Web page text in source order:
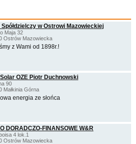
Spółdzielczy w Ostrowi Mazowieckiej
Maja 32
Ostrów Mazowiecka
z Wami od 1898r.!
OZE Piotr Duchnowski
90
Małkinia Górna
energia ze słońca
DORADCZO-FINANSOWE W&R
4 lok.1
Ostrów Mazowiecka